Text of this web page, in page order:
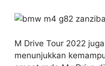
M Drive Tour 2022
menunjukkan